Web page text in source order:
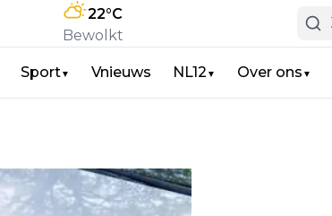
22°C
Bewolkt
Sport▼ Vnieuws NL12 ▼ Over ons ▼